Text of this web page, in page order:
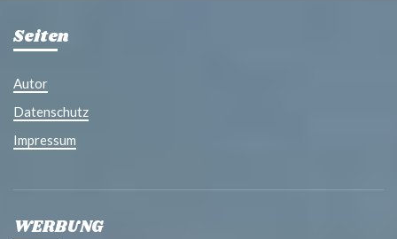
Seiten
Autor
Datenschutz
Impressum
WERBUNG